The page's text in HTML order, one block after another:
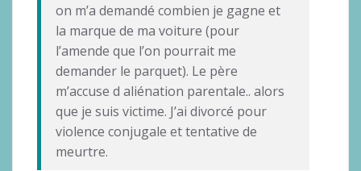
on m’a demandé combien je gagne et
la marque de ma voiture (pour
l’amende que l’on pourrait me
demander le parquet). Le père
m’accuse d aliénation parentale.. alors
que je suis victime. J’ai divorcé pour
violence conjugale et tentative de
meurtre.